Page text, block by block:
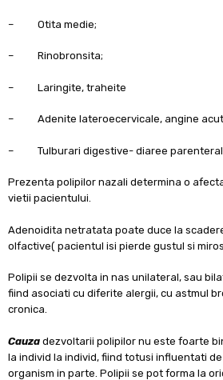
– Otita medie;
– Rinobronsita;
– Laringite, traheite
– Adenite lateroecervicale, angine
– Tulburari digestive- diaree
Prezenta polipilor nazali determina o
vietii pacientului.
Adenoidita netratata poate duce la
olfactive( pacientul isi pierde gustul si
Polipii se dezvolta in nas unilateral, sau
fiind asociati cu diferite alergii, cu astmul
cronica.
Cauza dezvoltarii polipilor nu este foarte
la individ la individ, fiind totusi influentati
organism in parte. Polipii se pot forma la